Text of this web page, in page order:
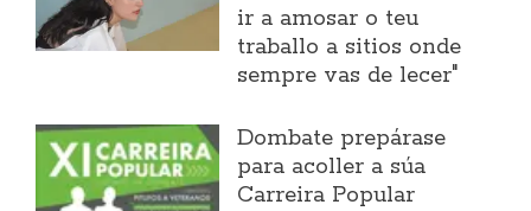
ir a amosar o teu
traballo a sitios onde
sempre vas de lecer"
Dombate prepárase
para acoller a súa
Carreira Popular